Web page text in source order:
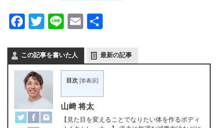
Facebook
Twitter
LineEmail
この記事を書いた人 最新の記事
目次 非表示
山﨑 将太
【見た目を変えることでなりたい体を作るボディ